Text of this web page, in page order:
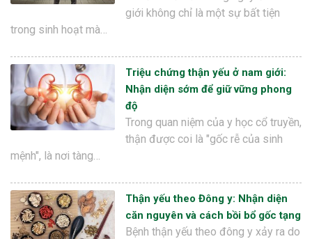
giới không chỉ là một sự bất tiện
trong sinh hoạt mà…
Triệu chứng thận yếu ở nam giới:
Nhận diện sớm để giữ vững phong
độ
Trong quan niệm của y học cổ truyền,
thận được coi là "gốc rễ của sinh
mệnh", là nơi tàng…
Thận yếu theo Đông y: Nhận diện
căn nguyên và cách bồi bổ gốc tạng
Bệnh thận yếu theo đông y xảy ra do